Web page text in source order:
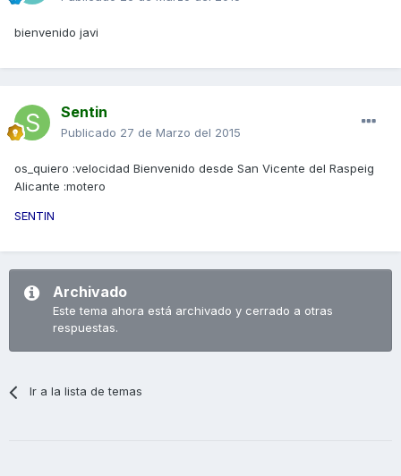
bienvenido javi
Sentin
Publicado 27 de Marzo del 2015
os_quiero :velocidad Bienvenido desde San Vicente del Raspeig
Alicante :motero
SENTIN
Archivado
Este tema ahora está archivado y cerrado a otras
respuestas.
Ir a la lista de temas